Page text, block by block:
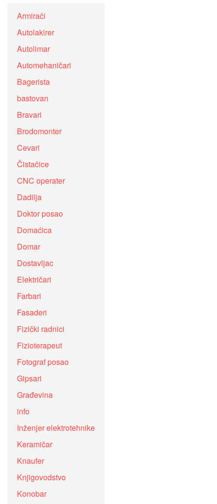
Armirači
Autolakirer
Autolimar
Automehaničari
Bagerista
bastovan
Bravari
Brodomonter
Cevari
Čistačice
CNC operater
Dadilja
Doktor posao
Domaćica
Domar
Dostavljac
Električari
Farbari
Fasaderi
Fizički radnici
Fizioterapeut
Fotograf posao
Gipsari
Građevina
info
Inženjer elektrotehnike
Keramičar
Knaufer
Knjigovodstvo
Konobar